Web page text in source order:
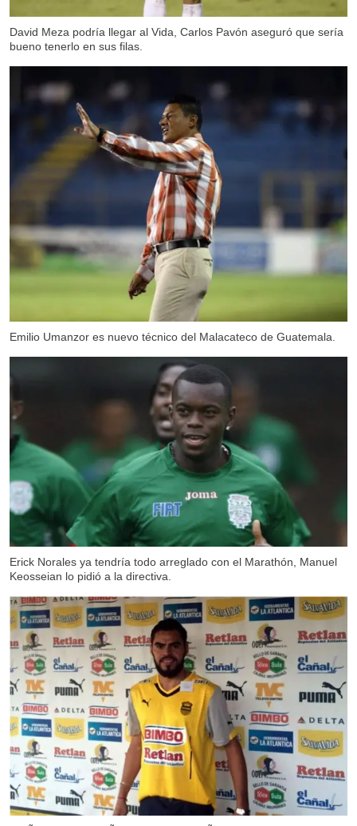
David Meza podría llegar al Vida, Carlos Pavón aseguró que sería
bueno tenerlo en sus filas.
Emilio Umanzor es nuevo técnico del Malacateco de Guatemala.
Erick Norales ya tendría todo arreglado con el Marathón, Manuel
Keosseian lo pidió a la directiva.